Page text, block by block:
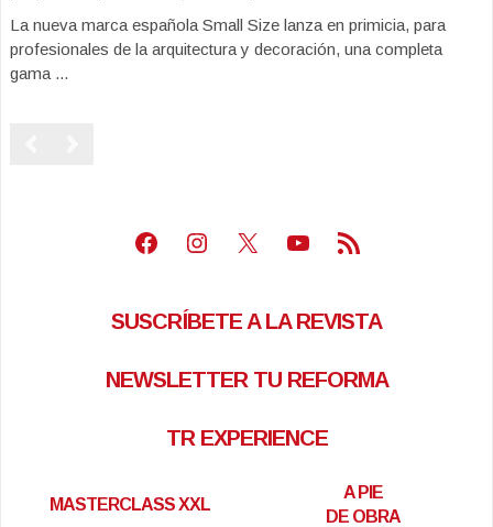
La nueva marca española Small Size lanza en primicia, para
profesionales de la arquitectura y decoración, una completa
gama ...
Facebook
Instagram
X Youtube
Feed RSS
SUSCRÍBETE A LA REVISTA
NEWSLETTER TU REFORMA
TR EXPERIENCE
MASTERCLASS XXL
A PIE
DE OBRA